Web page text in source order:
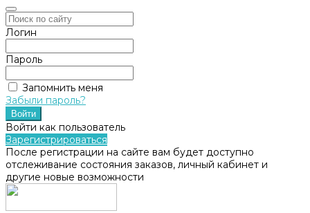
Логин
Пароль
Запомнить меня
Забыли пароль?
Войти как пользователь
Зарегистрироваться
После регистрации на сайте вам будет доступно
отслеживание состояния заказов, личный кабинет и
другие новые возможности